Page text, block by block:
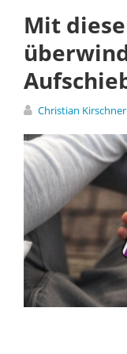
Mit
Christian Kirschner